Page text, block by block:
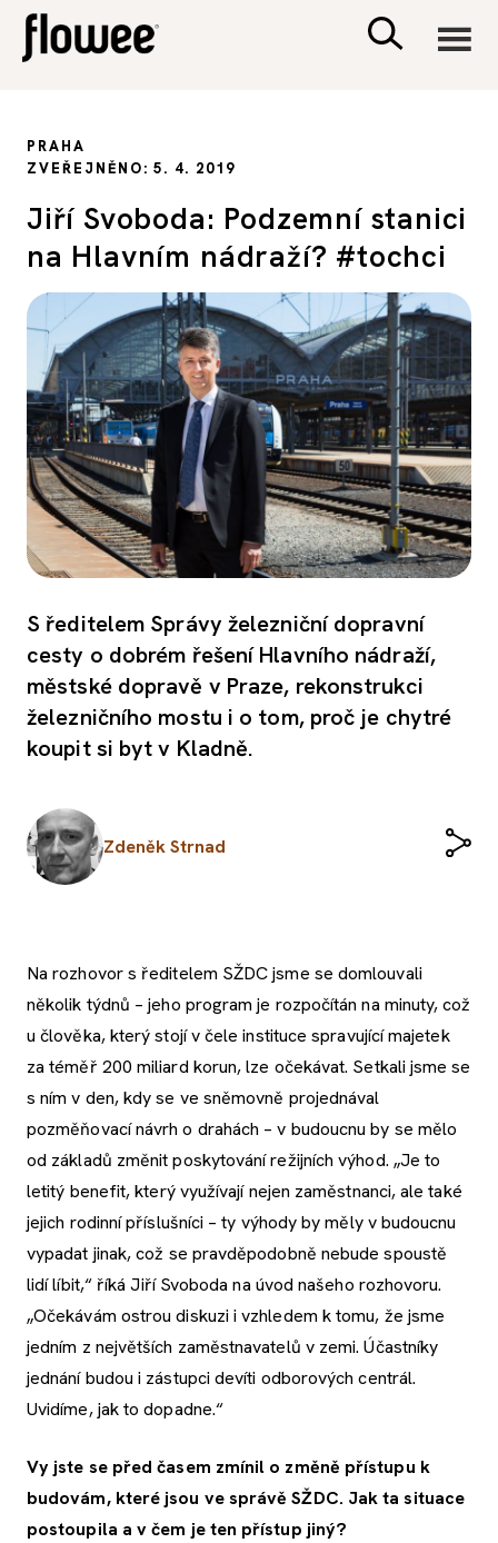
PSYCHOLOGIE
RODINA A DĚTI
SEX A VZTAHY
PORADNA
PRAHA
ZVEŘEJNĚNO: 5. 4. 2019
Jiří Svoboda: Podzemní stanici
na Hlavním nádraží? #tochci
S ředitelem Správy železniční dopravní
cesty o dobrém řešení Hlavního nádraží,
městské dopravě v Praze, rekonstrukci
železničního mostu i o tom, proč je chytré
koupit si byt v Kladně.
Zdeněk Strnad
Na rozhovor s ředitelem SŽDC jsme se domlouvali
několik týdnů – jeho program je rozpočítán na minuty, což
u člověka, který stojí v čele instituce spravující majetek
za téměř 200 miliard korun, lze očekávat. Setkali jsme se
s ním v den, kdy se ve sněmovně projednával
pozměňovací návrh o drahách – v budoucnu by se mělo
od základů změnit poskytování režijních výhod. „Je to
letitý benefit, který využívají nejen zaměstnanci, ale také
jejich rodinní příslušníci – ty výhody by měly v budoucnu
vypadat jinak, což se pravděpodobně nebude spoustě
lidí líbit,“ říká Jiří Svoboda na úvod našeho rozhovoru.
„Očekávám ostrou diskuzi i vzhledem k tomu, že jsme
jedním z největších zaměstnavatelů v zemi. Účastníky
jednání budou i zástupci devíti odborových centrál.
Uvidíme, jak to dopadne.“
Vy jste se před časem zmínil o změně přístupu k
budovám, které jsou ve správě SŽDC. Jak ta situace
postoupila a v čem je ten přístup jiný?